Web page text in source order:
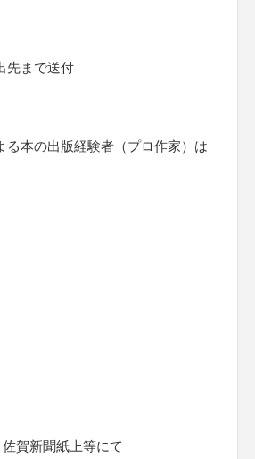
先まで送付
る本の出版経験者（プロ作家）は
賀新聞紙上等にて